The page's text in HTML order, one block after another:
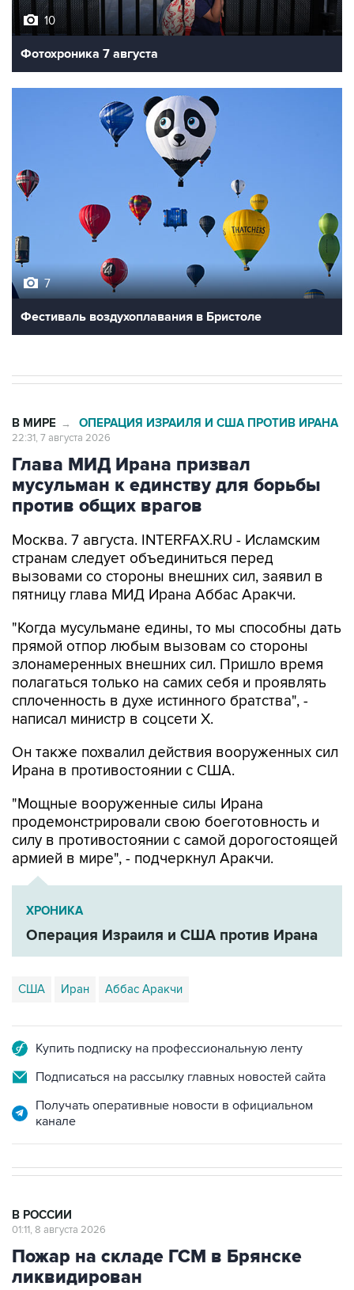
10
Фотохроника 7 августа
7
Фестиваль воздухоплавания в Бристоле
В МИРЕ → ОПЕРАЦИЯ ИЗРАИЛЯ И США ПРОТИВ ИРАНА
22:31, 7 августа 2026
Глава МИД Ирана призвал
мусульман к единству для борьбы
против общих врагов
Москва. 7 августа. INTERFAX.RU - Исламским
странам следует объединиться перед
вызовами со стороны внешних сил, заявил в
пятницу глава МИД Ирана Аббас Аракчи.
"Когда мусульмане едины, то мы способны дать
прямой отпор любым вызовам со стороны
злонамеренных внешних сил. Пришло время
полагаться только на самих себя и проявлять
сплоченность в духе истинного братства", -
написал министр в соцсети Х.
Он также похвалил действия вооруженных сил
Ирана в противостоянии с США.
"Мощные вооруженные силы Ирана
продемонстрировали свою боеготовность и
силу в противостоянии с самой дорогостоящей
армией в мире", - подчеркнул Аракчи.
ХРОНИКА
Операция Израиля и США против Ирана
США Иран Аббас Аракчи
Купить подписку на профессиональную ленту
Подписаться на рассылку главных новостей сайта
Получать оперативные новости в официальном
канале
В РОССИИ
01:11, 8 августа 2026
Пожар на складе ГСМ в Брянске
ликвидирован